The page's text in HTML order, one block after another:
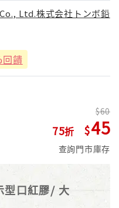
Ltd.株式会社トンボ鉛
回饋
75
60
45
查詢門市庫存
型口紅膠/ 大